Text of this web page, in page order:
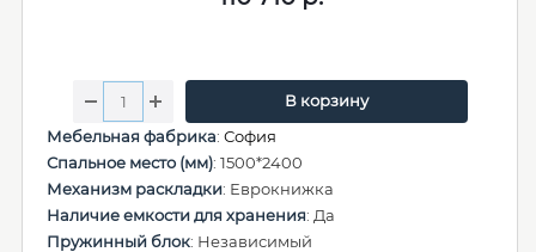
В корзину
Мебельная фабрика: София
Спальное место (мм): 1500*2400
Механизм раскладки: Еврокнижка
Наличие емкости для хранения: Да
Пружинный блок: Независимый